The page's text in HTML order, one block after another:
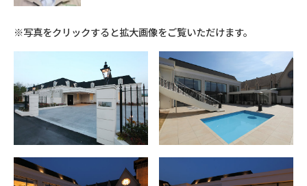
※写真をクリックすると拡大画像をご覧いただけます。